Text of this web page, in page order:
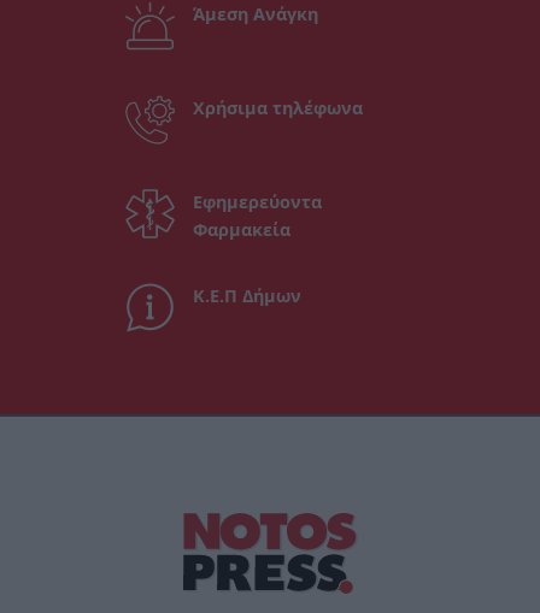
Άμεση Ανάγκη
Χρήσιμα τηλέφωνα
Εφημερεύοντα
Φαρμακεία
Κ.Ε.Π Δήμων